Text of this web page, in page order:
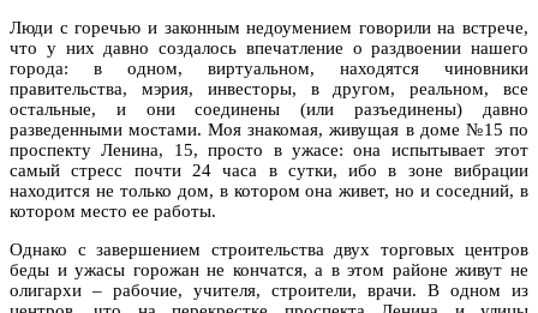
Люди с горечью и законным недоумением говорили на встрече,
что у них давно создалось впечатление о раздвоении нашего
города: в одном, виртуальном, находятся чиновники
правительства, мэрия, инвесторы, в другом, реальном, все
остальные, и они соединены (или разъединены) давно
разведенными мостами. Моя знакомая, живущая в доме №15 по
проспекту Ленина, 15, просто в ужасе: она испытывает этот
самый стресс почти 24 часа в сутки, ибо в зоне вибрации
находится не только дом, в котором она живет, но и соседний, в
котором место ее работы.
Однако с завершением строительства двух торговых центров
беды и ужасы горожан не кончатся, а в этом районе живут не
олигархи – рабочие, учителя, строители, врачи. В одном из